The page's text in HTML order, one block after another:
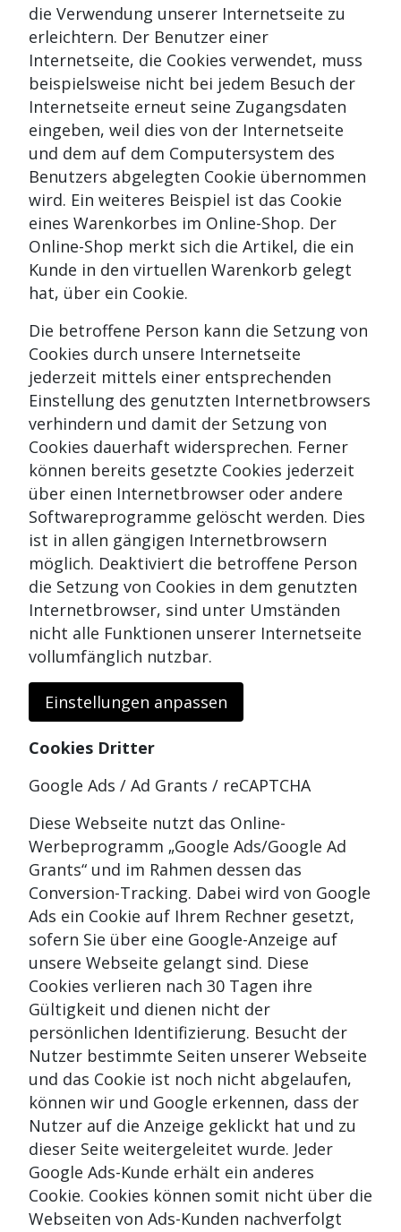
die Verwendung unserer Internetseite zu
erleichtern. Der Benutzer einer
Internetseite, die Cookies verwendet, muss
beispielsweise nicht bei jedem Besuch der
Internetseite erneut seine Zugangsdaten
eingeben, weil dies von der Internetseite
und dem auf dem Computersystem des
Benutzers abgelegten Cookie übernommen
wird. Ein weiteres Beispiel ist das Cookie
eines Warenkorbes im Online-Shop. Der
Online-Shop merkt sich die Artikel, die ein
Kunde in den virtuellen Warenkorb gelegt
hat, über ein Cookie.
Die betroffene Person kann die Setzung von
Cookies durch unsere Internetseite
jederzeit mittels einer entsprechenden
Einstellung des genutzten Internetbrowsers
verhindern und damit der Setzung von
Cookies dauerhaft widersprechen. Ferner
können bereits gesetzte Cookies jederzeit
über einen Internetbrowser oder andere
Softwareprogramme gelöscht werden. Dies
ist in allen gängigen Internetbrowsern
möglich. Deaktiviert die betroffene Person
die Setzung von Cookies in dem genutzten
Internetbrowser, sind unter Umständen
nicht alle Funktionen unserer Internetseite
vollumfänglich nutzbar.
Einstellungen anpassen
Cookies Dritter
Google Ads / Ad Grants / reCAPTCHA
Diese Webseite nutzt das Online-
Werbeprogramm „Google Ads/Google Ad
Grants“ und im Rahmen dessen das
Conversion-Tracking. Dabei wird von Google
Ads ein Cookie auf Ihrem Rechner gesetzt,
sofern Sie über eine Google-Anzeige auf
unsere Webseite gelangt sind. Diese
Cookies verlieren nach 30 Tagen ihre
Gültigkeit und dienen nicht der
persönlichen Identifizierung. Besucht der
Nutzer bestimmte Seiten unserer Webseite
und das Cookie ist noch nicht abgelaufen,
können wir und Google erkennen, dass der
Nutzer auf die Anzeige geklickt hat und zu
dieser Seite weitergeleitet wurde. Jeder
Google Ads-Kunde erhält ein anderes
Cookie. Cookies können somit nicht über die
Webseiten von Ads-Kunden nachverfolgt